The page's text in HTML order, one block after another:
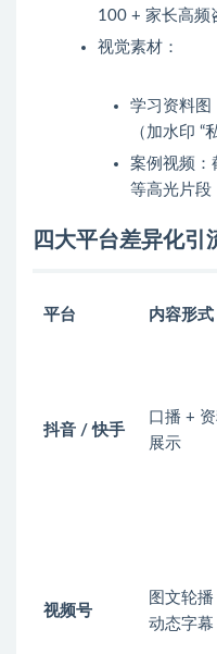
100 + 家长高频
视觉素材：
学习资料图
（加水印 “
案例视频：
等高光片段
四大平台差异化引
平台 内容形式
抖音 / 快手
口播 +
展示
视频号
图文轮播
动态字幕